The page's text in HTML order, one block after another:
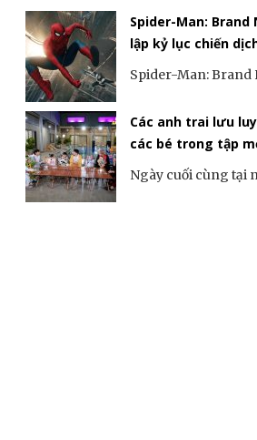
Spider-Man: Brand
lập kỷ lục chiến
Spider-Man: Brand
Các anh trai lưu
các bé trong tập
Ngày cuối cùng tại